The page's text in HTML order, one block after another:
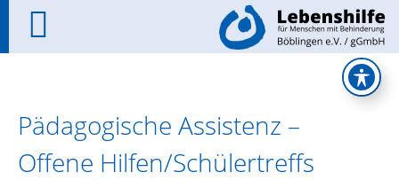
Pädagogische Assistenz –
Offene Hilfen/Schülertreffs